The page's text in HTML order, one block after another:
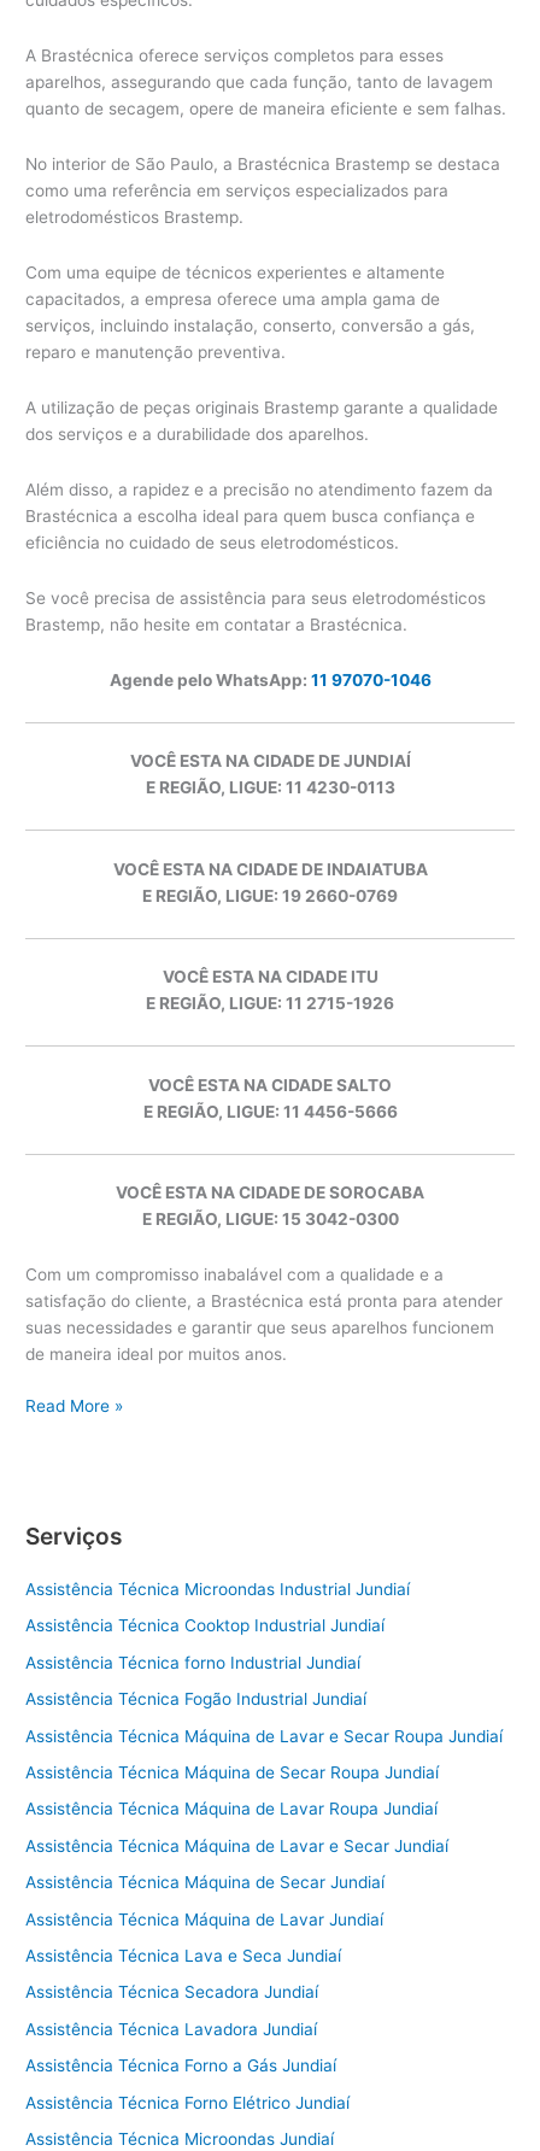
A Brastécnica oferece serviços completos para esses
aparelhos, assegurando que cada função, tanto de lavagem
quanto de secagem, opere de maneira eficiente e sem falhas.
No interior de São Paulo, a Brastécnica Brastemp se destaca
como uma referência em serviços especializados para
eletrodomésticos Brastemp.
Com uma equipe de técnicos experientes e altamente
capacitados, a empresa oferece uma ampla gama de
serviços, incluindo instalação, conserto, conversão a gás,
reparo e manutenção preventiva.
A utilização de peças originais Brastemp garante a qualidade
dos serviços e a durabilidade dos aparelhos.
Além disso, a rapidez e a precisão no atendimento fazem da
Brastécnica a escolha ideal para quem busca confiança e
eficiência no cuidado de seus eletrodomésticos.
Se você precisa de assistência para seus eletrodomésticos
Brastemp, não hesite em contatar a Brastécnica.
Agende pelo WhatsApp: 11 97070-1046
VOCÊ ESTA NA CIDADE DE JUNDIAÍ
E REGIÃO, LIGUE: 11 4230-0113
VOCÊ ESTA NA CIDADE DE INDAIATUBA
E REGIÃO, LIGUE: 19 2660-0769
VOCÊ ESTA NA CIDADE ITU
E REGIÃO, LIGUE: 11 2715-1926
VOCÊ ESTA NA CIDADE SALTO
E REGIÃO, LIGUE: 11 4456-5666
VOCÊ ESTA NA CIDADE DE SOROCABA
E REGIÃO, LIGUE: 15 3042-0300
Com um compromisso inabalável com a qualidade e a
satisfação do cliente, a Brastécnica está pronta para atender
suas necessidades e garantir que seus aparelhos funcionem
de maneira ideal por muitos anos.
Brastemp
Read More »
Serviços
Assistência Técnica Microondas Industrial Jundiaí
Assistência Técnica Cooktop Industrial Jundiaí
Assistência Técnica forno Industrial Jundiaí
Assistência Técnica Fogão Industrial Jundiaí
Assistência Técnica Máquina de Lavar e Secar Roupa Jundiaí
Assistência Técnica Máquina de Secar Roupa Jundiaí
Assistência Técnica Máquina de Lavar Roupa Jundiaí
Assistência Técnica Máquina de Lavar e Secar Jundiaí
Assistência Técnica Máquina de Secar Jundiaí
Assistência Técnica Máquina de Lavar Jundiaí
Assistência Técnica Lava e Seca Jundiaí
Assistência Técnica Secadora Jundiaí
Assistência Técnica Lavadora Jundiaí
Assistência Técnica Forno a Gás Jundiaí
Assistência Técnica Forno Elétrico Jundiaí
Assistência Técnica Microondas Jundiaí